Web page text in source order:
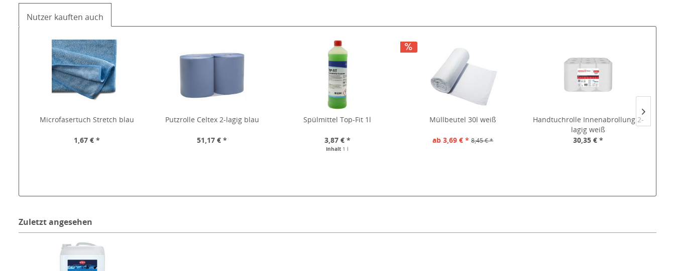
Nutzer kauften auch
Microfasertuch Stretch blau
1,67 € *
Putzrolle Celtex 2-lagig blau
51,17 € *
Spülmittel Top-Fit 1l
3,87 € *
Inhalt 1 l
Müllbeutel 30l weiß
ab 3,69 € * 8,45 € *
Handtuchrolle Innenabrollung 2-
lagig weiß
30,35 € *
Zuletzt angesehen